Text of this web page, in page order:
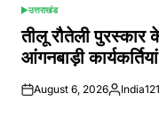
POSTED
IN
उत्तराखंड
तीलू रौतेली
आंगनबाड़ी
August 6, 2026Posted
India121